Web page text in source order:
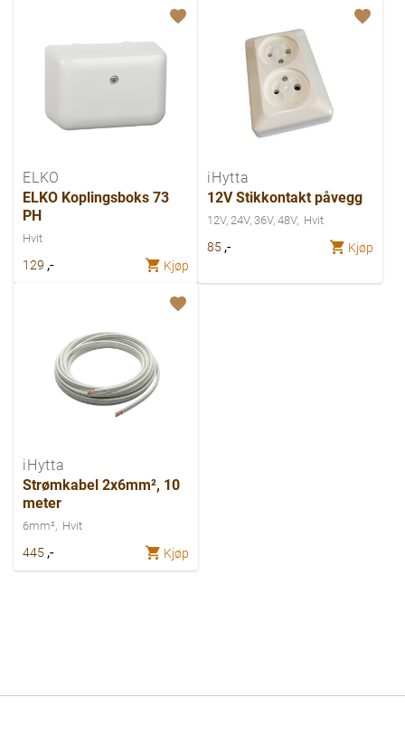
ELKO
ELKO Koplingsboks 73
PH
Hvit
129 ,- Kjøp
iHytta
12V Stikkontakt påvegg
12V, 24V, 36V, 48V Hvit
85 ,- Kjøp
iHytta
Strømkabel 2x6mm², 10
meter
6mm² Hvit
445 ,- Kjøp